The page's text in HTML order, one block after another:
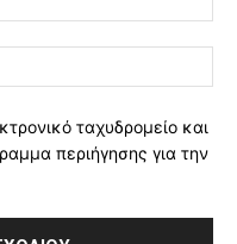
ταχυδρομείο και
περιήγησης για την